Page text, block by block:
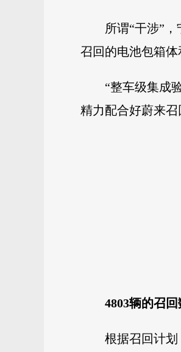
所谓“干涉”
召回的电池包箱
“整车级集成
精力配合好蔚来召
4803辆的召
根据召回计划